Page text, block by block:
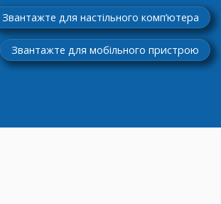
Звантажте для настільного комп’ютера
Звантажте для мобільного пристрою